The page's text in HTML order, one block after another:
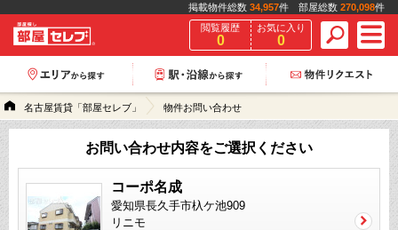
掲載物件総数 34,957件 部屋総数 270,098件
閲覧履歴
0
お気に入り
0
名古屋賃貸「部屋セレブ」 物件お問い合わせ
お問い合わせ内容をご選択ください
コーポ名成
愛知県長久手市杁ケ池909
リニモ